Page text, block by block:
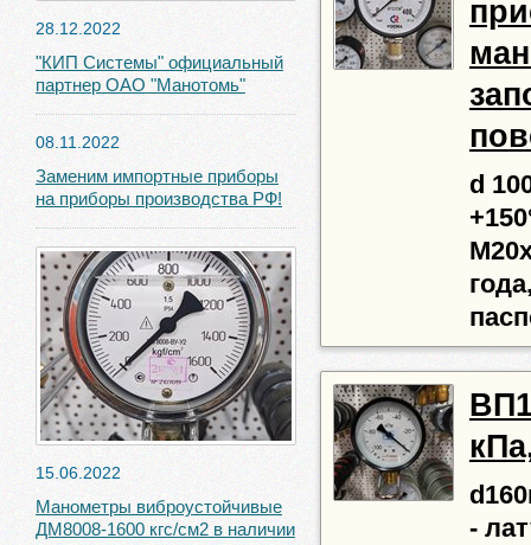
28.12.2022
"КИП Системы" официальный
партнер ОАО "Манотомь"
08.11.2022
Заменим импортные приборы
на приборы производства РФ!
15.06.2022
Манометры виброустойчивые
ДМ8008-1600 кгс/см2 в наличии
d
-